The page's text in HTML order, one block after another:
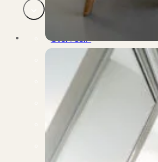
Over PUUR*
Wie zijn wij?
Ons team
Leer ons beter kennen..
Werken bij PUUR*
Kom jij ons team versterken?
Onze vestigingen
De kracht van 6 vestigingen!
Beoordelingen
Dit zeggen klanten over ons
Partners
Maak gebruik van ons netwerk